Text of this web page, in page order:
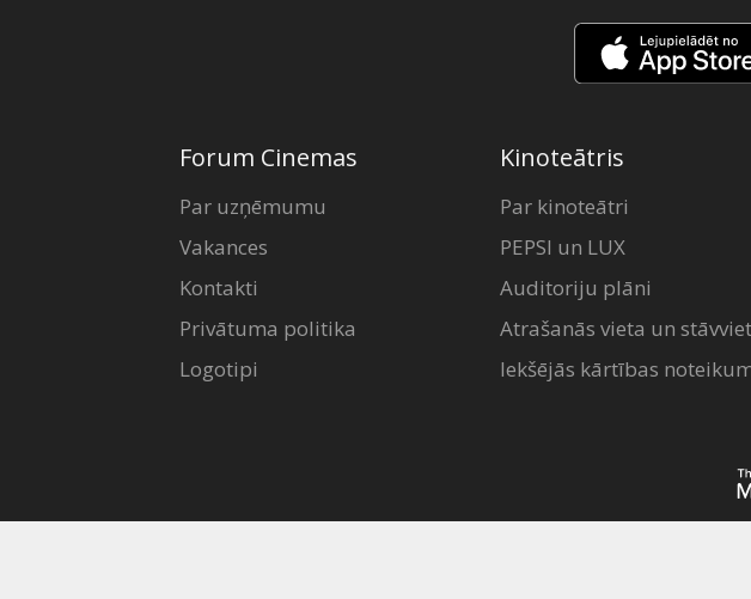
Forum Cinemas
Par uzņēmumu
Vakances
Kontakti
Privātuma politika
Logotipi
Kinoteātris
Par kinoteātri
PEPSI un LUX
Auditoriju plāni
Atrašanās vieta un
Iekšējās kārtības